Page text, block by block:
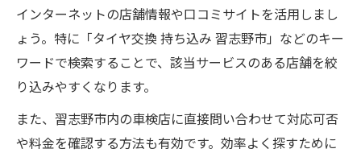
インターネットの店舗情報や口コミサイトを活用しまし
ょう。特に「タイヤ交換 持ち込み 習志野市」などのキー
ワードで検索することで、該当サービスのある店舗を絞
り込みやすくなります。
また、習志野市内の車検店に直接問い合わせて対応可否
や料金を確認する方法も有効です。効率よく探すために